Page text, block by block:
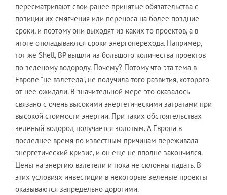
пересматривают свои ранее принятые обязательства с
позиции их смягчения или переноса на более поздние
сроки, и поэтому они выходят из каких-то проектов, а в
итоге откладываются сроки энергоперехода. Например,
тот же Shell, BP вышли из большого количества проектов
по зеленому водороду. Почему? Потому что эта тема в
Европе "не взлетела", не получила того развития, которого
от нее ожидали. В значительной мере это оказалось
связано с очень высокими энергетическими затратами при
высокой стоимости энергии. При таких обстоятельствах
зеленый водород получается золотым. А Европа в
последнее время по известным причинам переживала
энергетический кризис, и он еще не вполне закончился.
Цены на энергию взлетели и пока не склонны падать. В
этих условиях инвестиции в некоторые зеленые проекты
оказываются запредельно дорогими.